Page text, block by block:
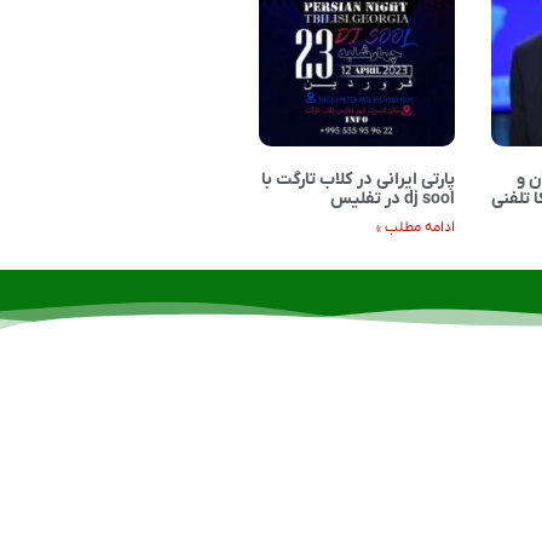
و
تلفنی
پارتی ایرانی در کلاب تارگت با
dj sool در تفلیس
ادامه مطلب »